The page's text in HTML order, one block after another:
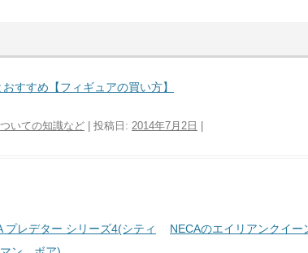
すすめ【フィギュアの買い方】
いての知識など | 投稿日: 2014年7月2日
プレデター シリーズ4(シティ
NECAのエイリアンクイー